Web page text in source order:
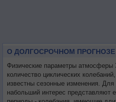
Физические параметры
количество циклических
известны сезонные изменения.
набольший интерес представляют